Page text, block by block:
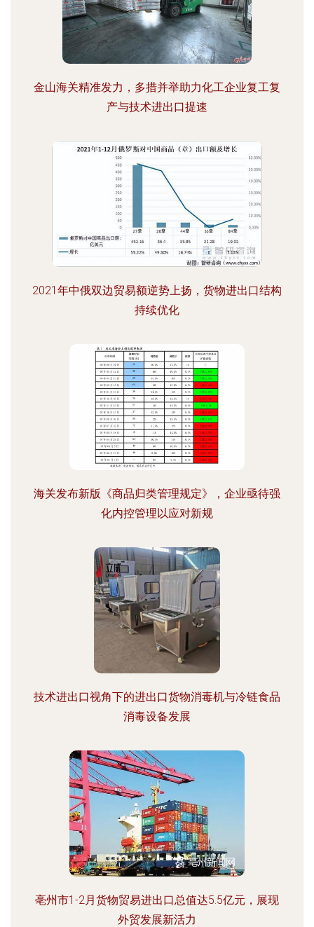
金山海关精准发力，多措并举助力化工企业复工复
产与技术进出口提速
2021年中俄双边贸易额逆势上扬，货物进出口结构
持续优化
海关发布新版《商品归类管理规定》，企业亟待强
化内控管理以应对新规
技术进出口视角下的进出口货物消毒机与冷链食品
消毒设备发展
亳州市1-2月货物贸易进出口总值达5.5亿元，展现
外贸发展新活力